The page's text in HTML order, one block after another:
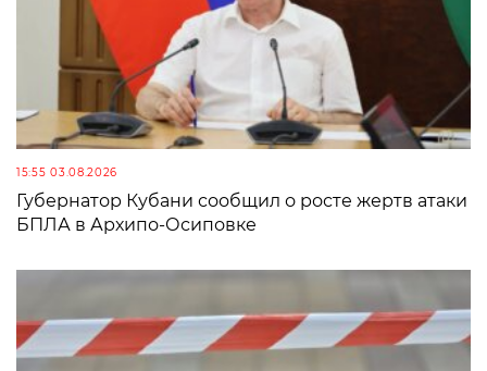
15:55 03.08.2026
Губернатор Кубани сообщил о росте жертв атаки
БПЛА в Архипо-Осиповке